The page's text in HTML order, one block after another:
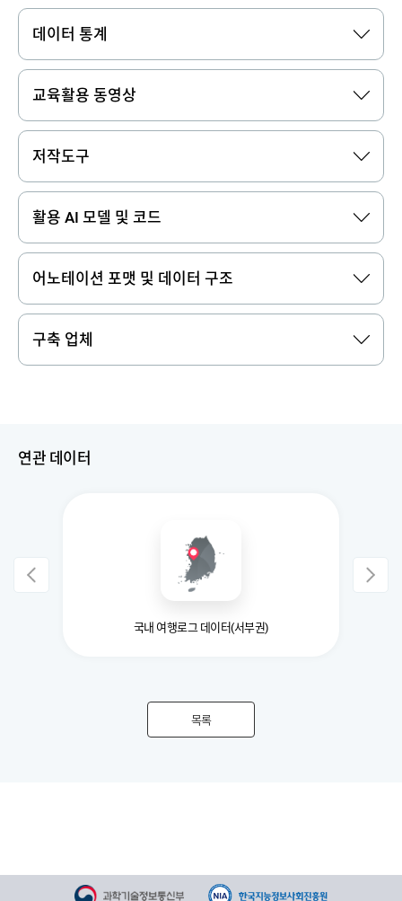
데이터 통계
교육활용 동영상
저작도구
활용 AI 모델 및 코드
어노테이션 포맷 및 데이터 구조
구축 업체
연관 데이터
국내 여행로그 데이터(서부권)
목록